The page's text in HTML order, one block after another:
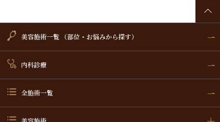
美容施術一覧 （部位・お悩みから探す）
内科診療
全施術一覧